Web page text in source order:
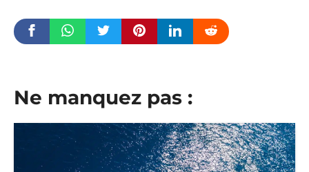
Ne manquez pas :